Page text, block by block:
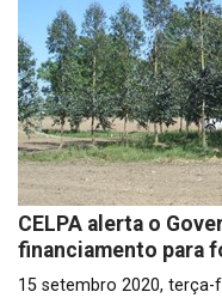
CELPA alerta o
financiamento para
15 setembro 2020, terça-